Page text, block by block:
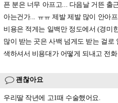
픈 분은 너무 아프고... 다음날 거뜬 출
아는건가... ㅠㅠ 제발 제발 많이 안아
비용은 적게는 일백만 정도에서 (경미
많이 받는 곳은 사백 넘게도 받는 걸로
색하셔서 비용대가 어떻게 되내고 전
괜찮아요
우리딸 작년에 고1때 수술했어요.